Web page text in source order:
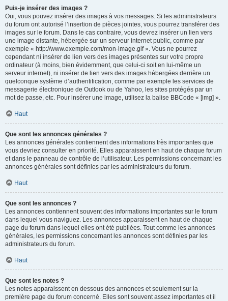
Puis-je insérer des images ?
Oui, vous pouvez insérer des images à vos messages. Si les administrateurs
du forum ont autorisé l’insertion de pièces jointes, vous pourrez transférer des
images sur le forum. Dans le cas contraire, vous devrez insérer un lien vers
une image distante, hébergée sur un serveur internet public, comme par
exemple « http://www.exemple.com/mon-image.gif ». Vous ne pourrez
cependant ni insérer de lien vers des images présentes sur votre propre
ordinateur (à moins, bien évidemment, que celui-ci soit en lui-même un
serveur internet), ni insérer de lien vers des images hébergées derrière un
quelconque système d’authentification, comme par exemple les services de
messagerie électronique de Outlook ou de Yahoo, les sites protégés par un
mot de passe, etc. Pour insérer une image, utilisez la balise BBCode « [img] ».
Haut
Que sont les annonces générales ?
Les annonces générales contiennent des informations très importantes que
vous devriez consulter en priorité. Elles apparaissent en haut de chaque forum
et dans le panneau de contrôle de l’utilisateur. Les permissions concernant les
annonces générales sont définies par les administrateurs du forum.
Haut
Que sont les annonces ?
Les annonces contiennent souvent des informations importantes sur le forum
dans lequel vous naviguez. Les annonces apparaissent en haut de chaque
page du forum dans lequel elles ont été publiées. Tout comme les annonces
générales, les permissions concernant les annonces sont définies par les
administrateurs du forum.
Haut
Que sont les notes ?
Les notes apparaissent en dessous des annonces et seulement sur la
première page du forum concerné. Elles sont souvent assez importantes et il